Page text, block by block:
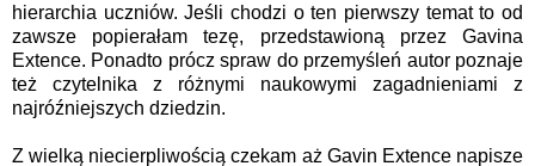
hierarchia uczniów. Jeśli chodzi o ten pierwszy temat to od
zawsze popierałam tezę, przedstawioną przez Gavina
Extence. Ponadto prócz spraw do przemyśleń autor poznaje
też czytelnika z różnymi naukowymi zagadnieniami z
najróźniejszych dziedzin.
Z wielką niecierpliwością czekam aż Gavin Extence napisze